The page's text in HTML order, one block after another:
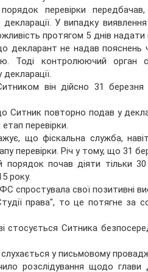
перевірки
У випадку
протягом 5 днів
декларант не надав
Тоді контролюючий
він дійсно 31 березня
Ситник повторно подав у
перевірки.
що фіскальна служба,
перевірки. Річ у тому, що 31
порядок почав діяти тільки
року.
спростувала свої позитивні
права", то це потягне за
стосується Ситника
у письмовому
розслідування щодо